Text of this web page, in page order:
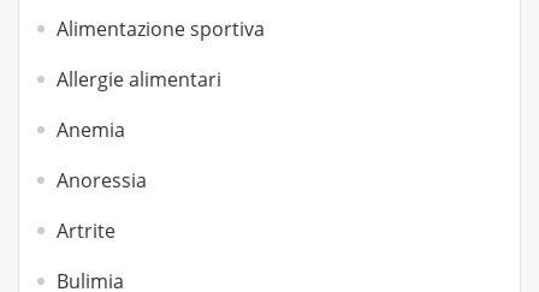
Alimentazione sportiva
Allergie alimentari
Anemia
Anoressia
Artrite
Bulimia